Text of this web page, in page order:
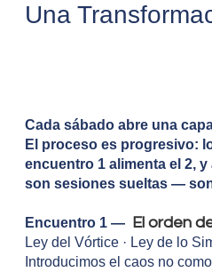
Una
Cada sábado abre una
El proceso es progresivo:
encuentro 1 alimenta el 2,
son sesiones sueltas —
Encuentro 1 — El orden
Ley del Vórtice · Ley de lo
Introducimos el caos no